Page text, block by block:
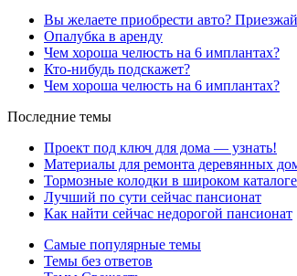
Вы желаете приобрести авто?
Опалубка в аренду
Чем хороша челюсть на 6 имплантах?
Кто-нибудь подскажет?
Чем хороша челюсть на 6 имплантах?
Последние темы
Проект под ключ для дома — узнать!
Материалы для ремонта деревянных
Тормозные колодки в широком каталоге
Лучший по сути сейчас пансионат
Как найти сейчас недорогой пансионат
Самые популярные темы
Темы без ответов